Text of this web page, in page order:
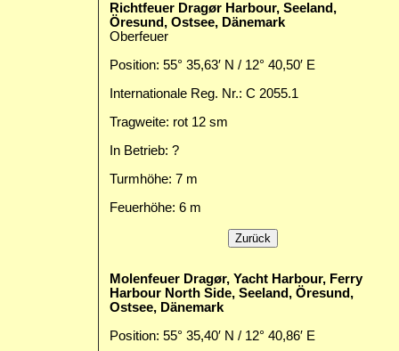
Richtfeuer Dragør Harbour, Seeland,
Öresund, Ostsee, Dänemark
Oberfeuer
Position: 55° 35,63′ N / 12° 40,50′ E
Internationale Reg. Nr.: C 2055.1
Tragweite: rot 12 sm
In Betrieb: ?
Turmhöhe: 7 m
Feuerhöhe: 6 m
Molenfeuer Dragør, Yacht Harbour, Ferry
Harbour North Side, Seeland, Öresund,
Ostsee, Dänemark
Position: 55° 35,40′ N / 12° 40,86′ E